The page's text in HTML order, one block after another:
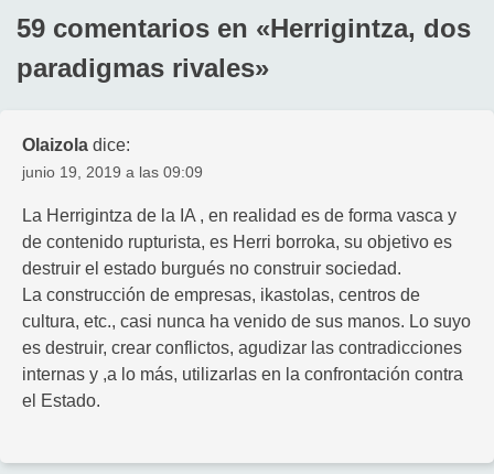
59 comentarios en «Herrigintza, dos
paradigmas rivales»
Olaizola dice:
junio 19, 2019 a las 09:09
La Herrigintza de la IA , en realidad es de forma vasca y
de contenido rupturista, es Herri borroka, su objetivo es
destruir el estado burgués no construir sociedad.
La construcción de empresas, ikastolas, centros de
cultura, etc., casi nunca ha venido de sus manos. Lo suyo
es destruir, crear conflictos, agudizar las contradicciones
internas y ,a lo más, utilizarlas en la confrontación contra
el Estado.